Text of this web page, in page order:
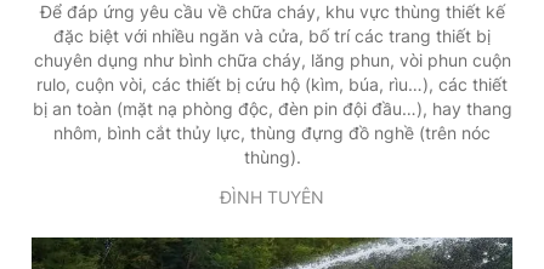
Để đáp ứng yêu cầu về chữa cháy, khu vực thùng thiết kế
đặc biệt với nhiều ngăn và cửa, bố trí các trang thiết bị
chuyên dụng như bình chữa cháy, lăng phun, vòi phun cuộn
rulo, cuộn vòi, các thiết bị cứu hộ (kìm, búa, rìu…), các thiết
bị an toàn (mặt nạ phòng độc, đèn pin đội đầu…), hay thang
nhôm, bình cắt thủy lực, thùng đựng đồ nghề (trên nóc
thùng).
ĐÌNH TUYÊN